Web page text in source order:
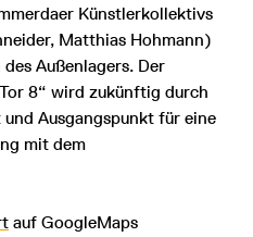
Künstlerkollektivs
Matthias Hohmann)
Außenlagers. Der
8“ wird zukünftig durch
Ausgangspunkt für eine
mit dem
auf GoogleMaps